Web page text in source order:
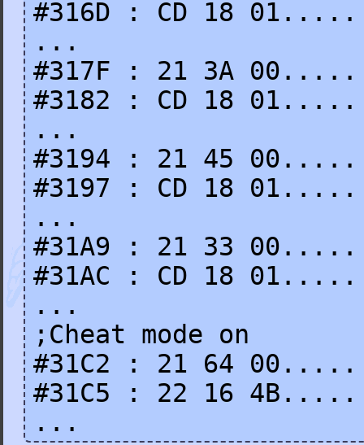
#316D : CD 18 01.....
...
#317F : 21 3A 00.....
#3182 : CD 18 01.....
...
#3194 : 21 45 00.....
#3197 : CD 18 01.....
...
#31A9 : 21 33 00.....
#31AC : CD 18 01.....
...
;Cheat mode on
#31C2 : 21 64 00.....
#31C5 : 22 16 4B.....
...